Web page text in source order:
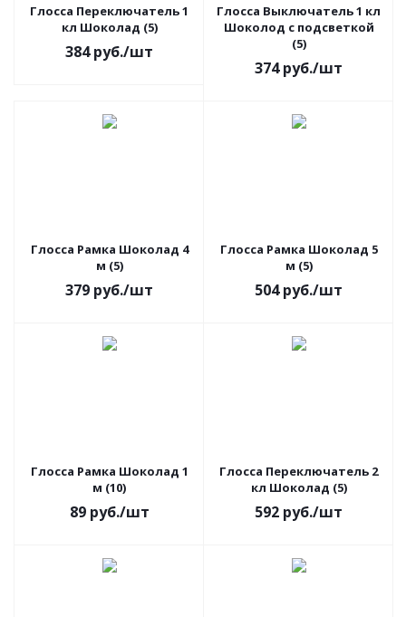
Глосса Переключатель 1
кл Шоколад (5)
384руб./шт
Глосса Выключатель 1 кл
Шоколод с подсветкой
(5)
374руб./шт
Глосса Рамка Шоколад 4
м (5)
379 руб./шт
Глосса Рамка Шоколад 5
м (5)
504руб./шт
Глосса Рамка Шоколад 1
м (10)
89руб./шт
Глосса Переключатель 2
кл Шоколад (5)
592 руб./шт